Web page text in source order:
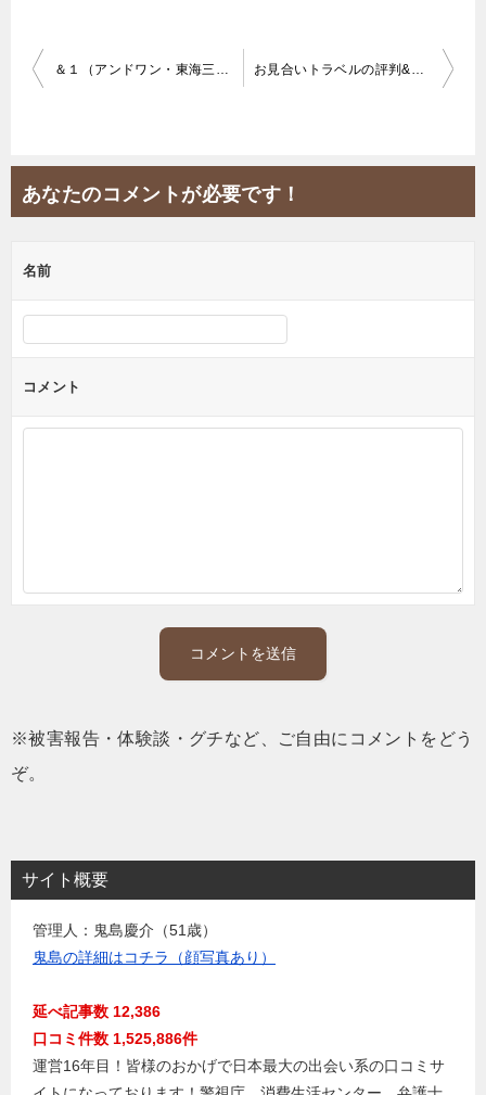
投
ビ
ゲ
シ
ョ
ン
＆１（アンドワン・東海三県の出会い）評判&口コミ お見合いトラベルの評判&口コミ！実際に登録してみた結果！
あなたのコメントが必要です！
名前
コメント
※被害報告・体験談・グチなど、ご自由にコメントをどう
ぞ。
サイト概要
管理人：鬼島慶介（51歳）
鬼島の詳細はコチラ（顔写真あり）
延べ記事数 12,386
口コミ件数 1,525,886件
運営16年目！皆様のおかげで日本最大の出会い系の口コミサ